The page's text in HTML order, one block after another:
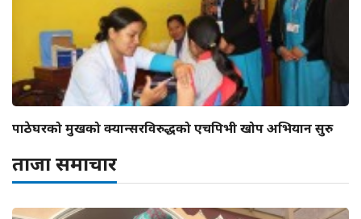
पाठेघरको मुखको क्यान्सरविरुद्धको एचपिभी खोप अभियान सुरु
ताजा समाचार